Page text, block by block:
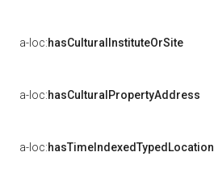
a-loc:hasCulturalInstituteOrSite
a-loc:hasCulturalPropertyAddress
a-loc:hasTimeIndexedTypedLocation